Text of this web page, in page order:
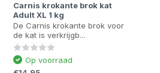
Carnis krokante brok kat
Adult XL 1 kg
De Carnis krokante brok voor
de kat is verkrijgb...
Op voorraad